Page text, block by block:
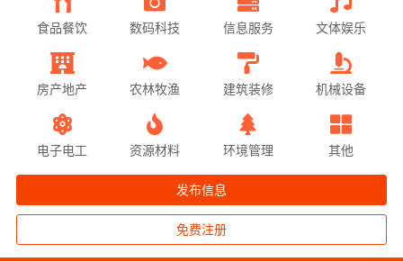
食品餐饮 数码科技 信息服务 文体娱乐
房产地产 农林牧渔 建筑装修 机械设备
电子电工 资源材料 环境管理 其他
发布信息
免费注册